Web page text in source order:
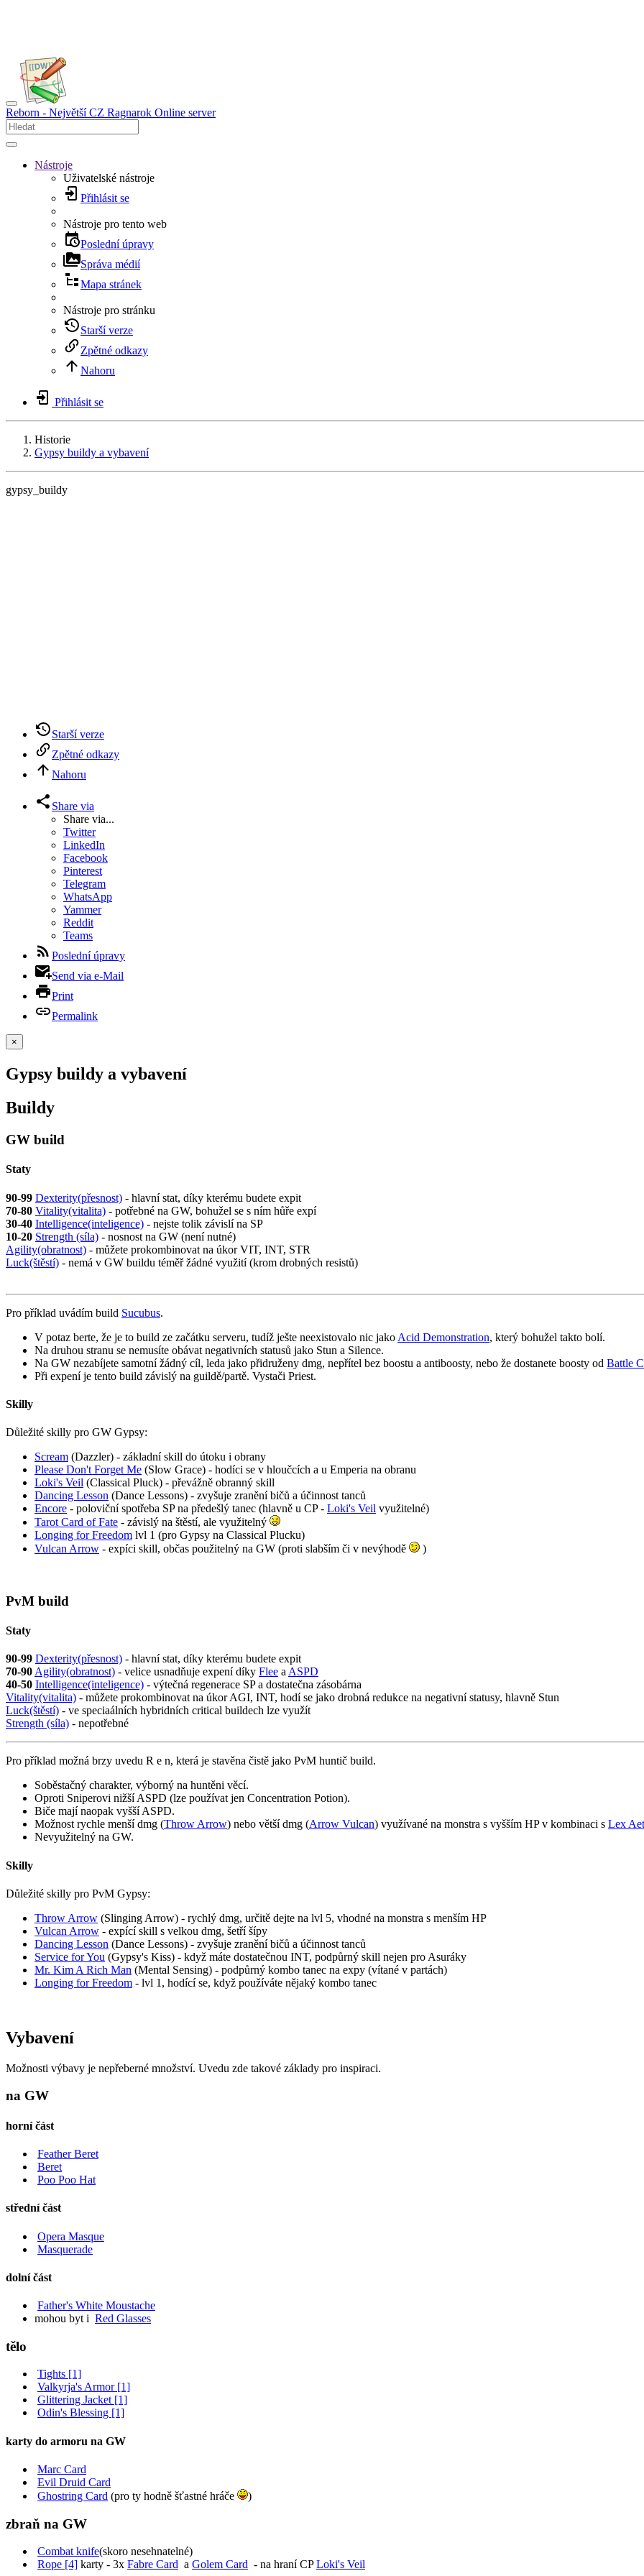
Reborn - Největší CZ Ragnarok Online server
Nástroje
Uživatelské nástroje
Přihlásit se
Nástroje pro tento web
Poslední úpravy
Správa médií
Mapa stránek
Nástroje pro stránku
Starší verze
Zpětné odkazy
Nahoru
Přihlásit se
Historie
Gypsy buildy a vybavení
gypsy_buildy
Starší verze
Zpětné odkazy
Nahoru
Share via
Share via...
Twitter
LinkedIn
Facebook
Pinterest
Telegram
WhatsApp
Yammer
Reddit
Teams
Poslední úpravy
Send via e-Mail
Print
Permalink
×
Gypsy buildy a vybavení
Buildy
GW build
Staty
90-99 Dexterity(přesnost) - hlavní stat, díky kterému budete expit
70-80 Vitality(vitalita) - potřebné na GW, bohužel se s ním hůře expí
30-40 Intelligence(inteligence) - nejste tolik závislí na SP
10-20 Strength (síla) - nosnost na GW (není nutné)
Agility(obratnost) - můžete prokombinovat na úkor VIT, INT, STR
Luck(štěstí) - nemá v GW buildu téměř žádné využití (krom drobných resistů)
Pro příklad uvádím build Sucubus.
V potaz berte, že je to build ze začátku serveru, tudíž ješte neexistovalo nic jako Acid Demonstration, který bohužel takto bolí.
Na druhou stranu se nemusíte obávat negativních statusů jako Stun a Silence.
Na GW nezabíjete samotní žádný cíl, leda jako přidruženy dmg, nepřítel bez boostu a antiboosty, nebo že dostanete boosty od Battle
Při expení je tento build závislý na guildě/partě. Vystači Priest.
Skilly
Důležité skilly pro GW Gypsy:
Scream (Dazzler) - základní skill do útoku i obrany
Please Don't Forget Me (Slow Grace) - hodíci se v hloučcích a u Emperia na obranu
Loki's Veil (Classical Pluck) - převážně obranný skill
Dancing Lesson (Dance Lessons) - zvyšuje zranění bičů a účinnost tanců
Encore - poloviční spotřeba SP na předešlý tanec (hlavně u CP - Loki's Veil využitelné)
Tarot Card of Fate - závislý na štěstí, ale využitelný
Longing for Freedom lvl 1 (pro Gypsy na Classical Plucku)
Vulcan Arrow - expíci skill, občas použitelný na GW (proti slabším či v nevýhodě )
PvM build
Staty
90-99 Dexterity(přesnost) - hlavní stat, díky kterému budete expit
70-90 Agility(obratnost) - velice usnadňuje expení díky Flee a ASPD
40-50 Intelligence(inteligence) - výtečná regenerace SP a dostatečna zásobárna
Vitality(vitalita) - můžete prokombinovat na úkor AGI, INT, hodí se jako drobná redukce na negativní statusy, hlavně Stun
Luck(štěstí) - ve speciaálních hybridních critical buildech lze využít
Strength (síla) - nepotřebné
Pro příklad možná brzy uvedu R e n, která je stavěna čistě jako PvM huntič build.
Soběstačný charakter, výborný na huntěni věcí.
Oproti Sniperovi nižší ASPD (lze používat jen Concentration Potion).
Biče mají naopak vyšší ASPD.
Možnost rychle menší dmg (Throw Arrow) nebo větší dmg (Arrow Vulcan) využívané na monstra s vyšším HP v kombinaci s Lex
Nevyužitelný na GW.
Skilly
Důležité skilly pro PvM Gypsy:
Throw Arrow (Slinging Arrow) - rychlý dmg, určitě dejte na lvl 5, vhodné na monstra s menším HP
Vulcan Arrow - expící skill s velkou dmg, šetří šípy
Dancing Lesson (Dance Lessons) - zvyšuje zranění bičů a účinnost tanců
Service for You (Gypsy's Kiss) - když máte dostatečnou INT, podpůrný skill nejen pro Asuráky
Mr. Kim A Rich Man (Mental Sensing) - podpůrný kombo tanec na expy (vítané v partách)
Longing for Freedom - lvl 1, hodící se, když používáte nějaký kombo tanec
Vybavení
Možnosti výbavy je nepřeberné množství. Uvedu zde takové základy pro inspiraci.
na GW
horní část
Feather Beret
Beret
Poo Poo Hat
střední část
Opera Masque
Masquerade
dolní část
Father's White Moustache
mohou byt i Red Glasses
tělo
Tights [1]
Valkyrja's Armor [1]
Glittering Jacket [1]
Odin's Blessing [1]
karty do armoru na GW
Marc Card
Evil Druid Card
Ghostring Card (pro ty hodně šťastné hráče )
zbraň na GW
Combat knife(skoro nesehnatelné)
Rope [4] karty - 3x Fabre Card a Golem Card - na hraní CPLoki's Veil